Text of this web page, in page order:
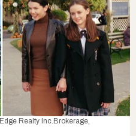
Realty Inc.Brokerage,